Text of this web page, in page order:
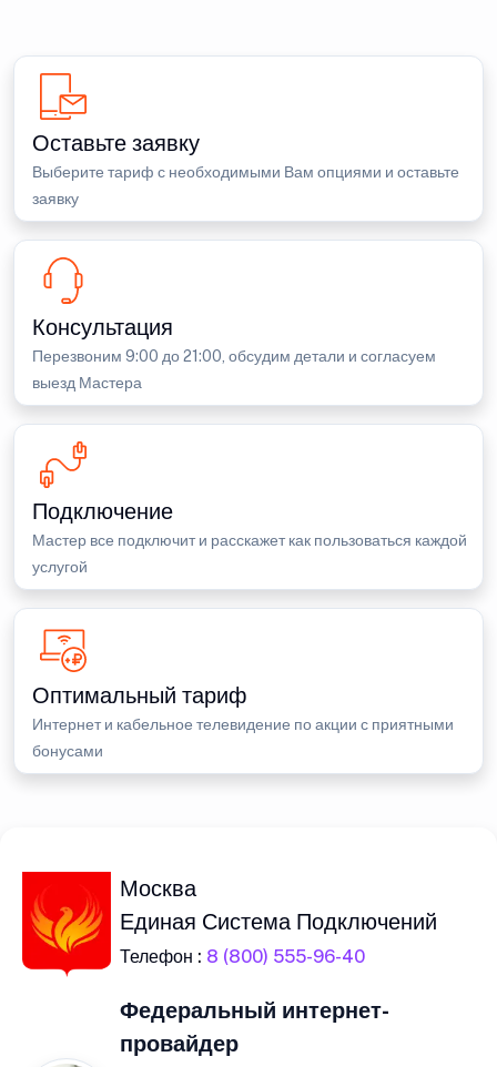
Оставьте заявку
Выберите тариф с необходимыми Вам опциями и оставьте
заявку
Консультация
Перезвоним 9:00 до 21:00, обсудим детали и согласуем
выезд Мастера
Подключение
Мастер все подключит и расскажет как пользоваться каждой
услугой
Оптимальный тариф
Интернет и кабельное телевидение по акции с приятными
бонусами
Москва
Единая Система Подключений
Телефон : 8 (800) 555-96-40
Федеральный интернет-
провайдер